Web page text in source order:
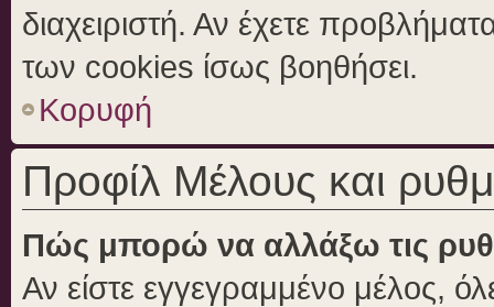
διαχειριστή. Αν έχετε
των cookies ίσως βοηθήσει.
Κορυφή
Προφίλ Μέλους και
Πώς μπορώ να αλλάξω τις
Αν είστε εγγεγραμμένο μέλος,